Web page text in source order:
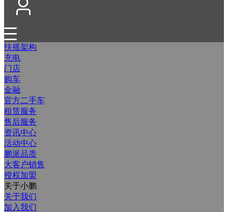
扶摇架构
充电
门店
购车
金融
官方二手车
租赁服务
售后服务
资讯中心
活动中心
鹏派品质
大客户销售
授权加盟
关于小鹏
关于我们
加入我们